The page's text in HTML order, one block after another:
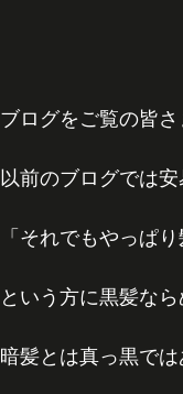
ブログをご覧の皆さ
以前のブログでは
「それでもやっぱ
という方に黒髪な
暗髪とは真っ黒で